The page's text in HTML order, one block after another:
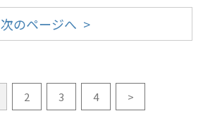
次のページへ >
2 3 4 >